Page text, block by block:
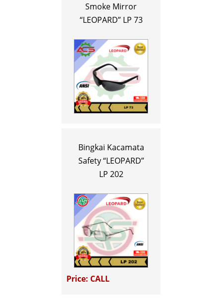
Smoke Mirror
“LEOPARD” LP 73
Bingkai Kacamata
Safety “LEOPARD”
LP 202
Price: CALL